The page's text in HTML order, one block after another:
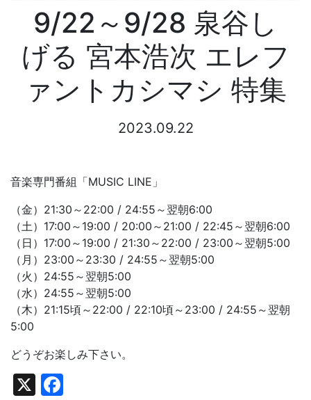
9/22～9/28 泉谷し
げる 宮本浩次 エレフ
ァントカシマシ 特集
2023.09.22
音楽専門番組「MUSIC LINE」
（金）21:30～22:00 / 24:55～翌朝6:00
（土）17:00～19:00 / 20:00～21:00 / 22:45～翌朝6:00
（日）17:00～19:00 / 21:30～22:00 / 23:00～翌朝5:00
（月）23:00～23:30 / 24:55～翌朝5:00
（火）24:55～翌朝5:00
（水）24:55～翌朝5:00
（木）21:15頃～22:00 / 22:10頃～23:00 / 24:55～翌朝
5:00
どうぞお楽しみ下さい。
X